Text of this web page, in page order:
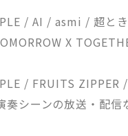
/ AI / asmi / 超と
X
/ FRUITS
シーンの放送・配